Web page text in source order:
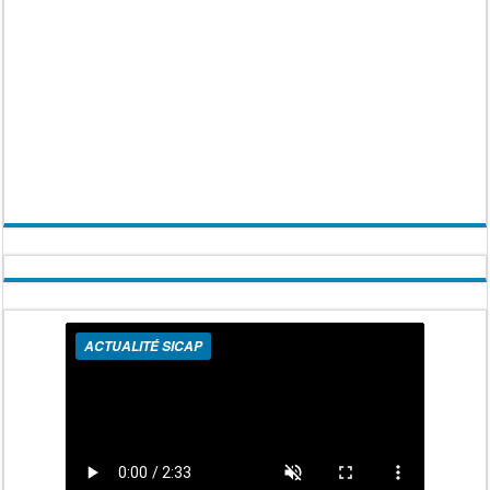
ACTUALITÉ SICAP